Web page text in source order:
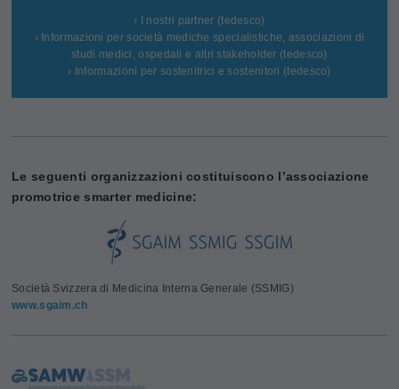
› I nostri partner (tedesco)
› Informazioni per società mediche specialistiche, associazioni di
studi medici, ospedali e altri stakeholder (tedesco)
› Informazioni per sostenitrici e sostenitori (tedesco)
Le seguenti organizzazioni costituiscono l’associazione
promotrice smarter medicine:
Società Svizzera di Medicina Interna Generale (SSMIG)
www.sgaim.ch